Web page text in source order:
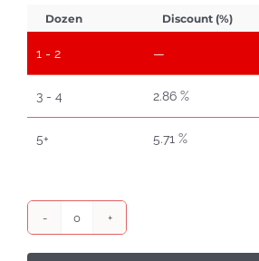
Dozen Discount (%)
1 - 2 —
3 - 4 2.86 %
5+ 5.71 %
DK-
11201